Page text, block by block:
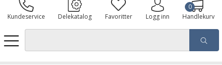
Kundeservice Delekatalog Favoritter Logg inn Handlekurv
0